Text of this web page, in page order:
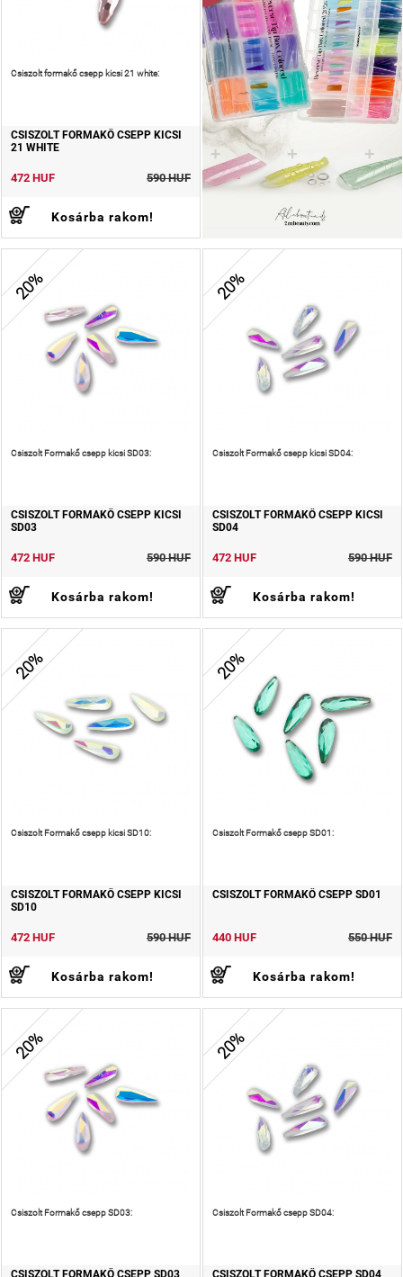
Csiszolt formakő csepp kicsi 21 white:
CSISZOLT FORMAKŐ CSEPP KICSI
21 WHITE
472 HUF 590 HUF
Kosárba rakom!
20%
Csiszolt Formakő csepp kicsi SD03:
CSISZOLT FORMAKŐ CSEPP KICSI
SD03
472 HUF 590 HUF
Kosárba rakom!
20%
Csiszolt Formakő csepp kicsi SD04:
CSISZOLT FORMAKŐ CSEPP KICSI
SD04
472 HUF 590 HUF
Kosárba rakom!
20%
Csiszolt Formakő csepp kicsi SD10:
CSISZOLT FORMAKŐ CSEPP KICSI
SD10
472 HUF 590 HUF
Kosárba rakom!
20%
Csiszolt Formakő csepp SD01:
CSISZOLT FORMAKŐ CSEPP SD01
440 HUF 550 HUF
Kosárba rakom!
20%
Csiszolt Formakő csepp SD03:
20%
Csiszolt Formakő csepp SD04: